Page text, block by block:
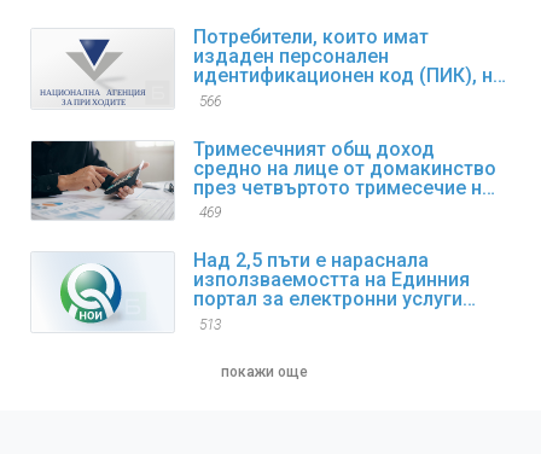
Потребители, които имат
издаден персонален
идентификационен код (ПИК), но
са забравили/изгубили същия,
566
Тримесечният общ доход
средно на лице от домакинство
през четвъртото тримесечие на
2025 г. нараства с 9,4% спрямо
469
Над 2,5 пъти е нараснала
използваемостта на Единния
портал за електронни услуги
(ЕПЕУ) на НОИ през 2025 г.
513
покажи още